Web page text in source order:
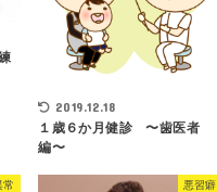
2019.12.18
１歳６か月健診 〜歯医者
編〜
常 悪習癖